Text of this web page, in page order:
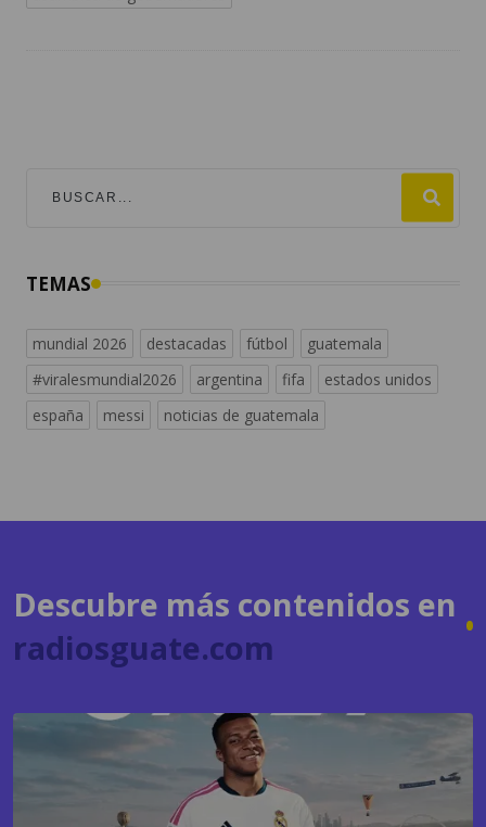
TEMAS
mundial 2026 destacadas fútbol
guatemala
#viralesmundial2026
argentina fifa
estados unidos
españa
messi noticias de guatemala
Descubre más contenidos en
radiosguate.com